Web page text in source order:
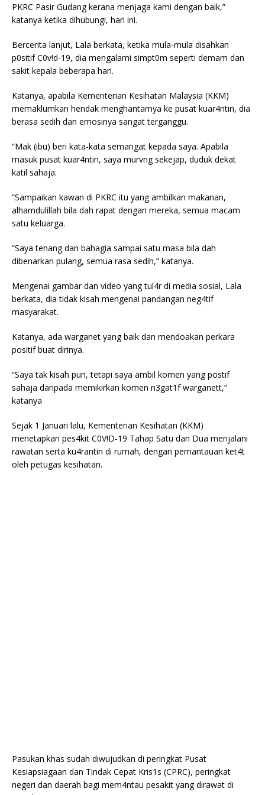
PKRC Pasir Gudang kerana menjaga kami dengan baik,”
katanya ketika dihubungi, hari ini.
Bercerita lanjut, Lala berkata, ketika mula-mula disahkan
p0sitif C0v!d-19, dia mengalami simpt0m seperti demam dan
sakit kepala beberapa hari.
Katanya, apabila Kementerian Kesihatan Malaysia (KKM)
memaklumkan hendak menghantarnya ke pusat kuar4ntin, dia
berasa sedih dan emosinya sangat terganggu.
“Mak (ibu) beri kata-kata semangat kepada saya. Apabila
masuk pusat kuar4ntin, saya murvng sekejap, duduk dekat
katil sahaja.
“Sampaikan kawan di PKRC itu yang ambilkan makanan,
alhamdulillah bila dah rapat dengan mereka, semua macam
satu keluarga.
“Saya tenang dan bahagia sampai satu masa bila dah
dibenarkan pulang, semua rasa sedih,” katanya.
Mengenai gambar dan video yang tul4r di media sosial, Lala
berkata, dia tidak kisah mengenai pandangan neg4tif
masyarakat.
Katanya, ada warganet yang baik dan mendoakan perkara
positif buat dirinya.
“Saya tak kisah pun, tetapi saya ambil komen yang postif
sahaja daripada memikirkan komen n3gat1f warganett,”
katanya
Sejak 1 Januari lalu, Kementerian Kesihatan (KKM)
menetapkan pes4kit C0V!D-19 Tahap Satu dan Dua menjalani
rawatan serta ku4rantin di rumah, dengan pemantauan ket4t
oleh petugas kesihatan.
Pasukan khas sudah diwujudkan di peringkat Pusat
Kesiapsiagaan dan Tindak Cepat Kris1s (CPRC), peringkat
negeri dan daerah bagi mem4ntau pesakit yang dirawat di